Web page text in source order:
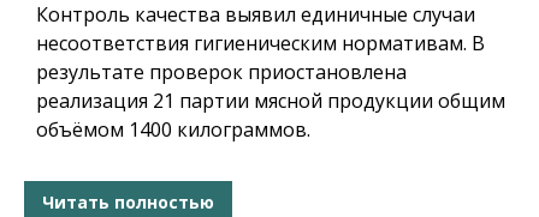
Контроль качества выявил единичные случаи
несоответствия гигиеническим нормативам. В
результате проверок приостановлена
реализация 21 партии мясной продукции общим
объёмом 1400 килограммов.
Читать полностью